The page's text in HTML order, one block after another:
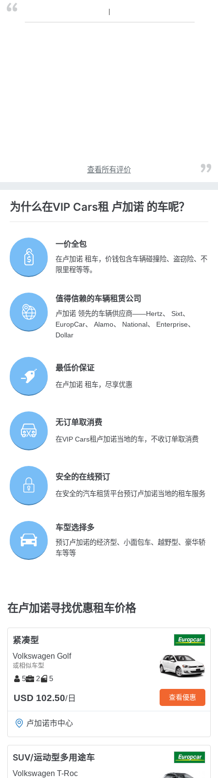
查看所有评价
为什么在VIP Cars租 卢加诺 的车呢？
一价全包
在卢加诺 租车，价钱包含车辆碰撞险、盗窃险、不
限里程等等。
值得信赖的车辆租赁公司
卢加诺 领先的车辆供应商——Hertz、 Sixt、
EuropCar、 Alamo、 National、 Enterprise、
Dollar
最低价保证
在卢加诺 租车，尽享优惠
无订单取消费
在VIP Cars租卢加诺当地的车，不收订单取消费
安全的在线预订
在安全的汽车租赁平台预订卢加诺当地的租车服务
车型选择多
预订卢加诺的经济型、小面包车、越野型、豪华轿
车等等
在卢加诺寻找优惠租车价格
紧凑型
Volkswagen Golf
或相似车型
5 2 5
USD 102.50/日 查看優惠
卢加诺市中心
SUV/运动型多用途车
Volkswagen T-Roc